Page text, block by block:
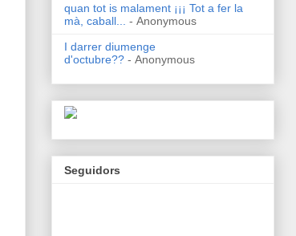
quan tot is malament ¡¡¡ Tot a fer la
mà, caball...
- Anonymous
I darrer diumenge
d'octubre?? - Anonymous
Seguidors